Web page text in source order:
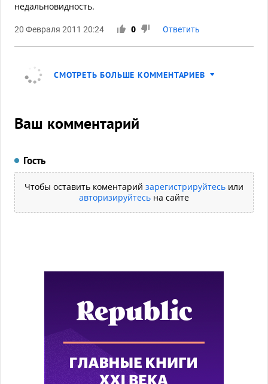
недальновидность.
20 Февраля 2011 20:24 0 Ответить
СМОТРЕТЬ БОЛЬШЕ КОММЕНТАРИЕВ
Ваш комментарий
Гость
Чтобы оставить коментарий зарегистрируйтесь или
авторизируйтесь на сайте